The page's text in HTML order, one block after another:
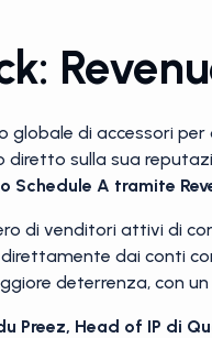
globale di accessori
sulla sua
Schedule A tramite
di venditori attivi di
dai conti
deterrenza, con
Preez, Head of IP di